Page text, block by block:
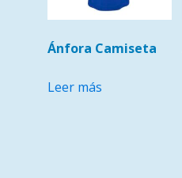
Ánfora Camiseta
Leer más